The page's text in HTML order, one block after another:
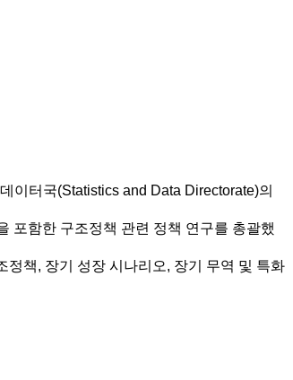
이터국(Statistics and Data Directorate)의
포함한 구조정책 관련 정책 연구를 총괄했
책, 장기 성장 시나리오, 장기 무역 및 특화